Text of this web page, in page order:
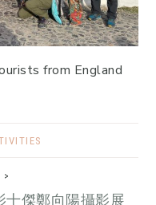
from England
>
十傑鄭向陽攝影展